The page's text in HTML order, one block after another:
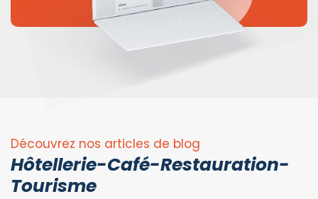
Découvrez nos articles de blog
Hôtellerie-Café-Restauration-
Tourisme